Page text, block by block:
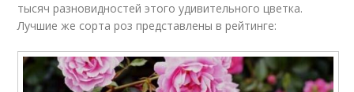
тысяч разновидностей этого удивительного цветка.
Лучшие же сорта роз представлены в рейтинге: